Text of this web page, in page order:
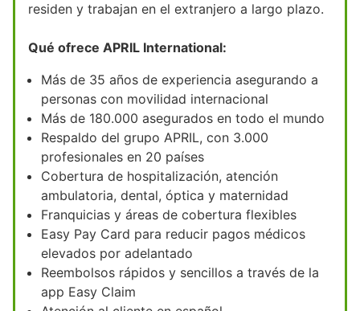
residen y trabajan en el extranjero a largo plazo.
Qué ofrece APRIL International:
Más de 35 años de experiencia asegurando a
personas con movilidad internacional
Más de 180.000 asegurados en todo el mundo
Respaldo del grupo APRIL, con 3.000
profesionales en 20 países
Cobertura de hospitalización, atención
ambulatoria, dental, óptica y maternidad
Franquicias y áreas de cobertura flexibles
Easy Pay Card para reducir pagos médicos
elevados por adelantado
Reembolsos rápidos y sencillos a través de la
app Easy Claim